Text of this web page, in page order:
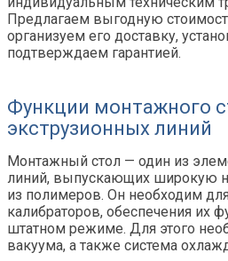
Предлагаем выгодную
организуем его доставку,
подтверждаем гарантией.
Функции монтажного
экструзионных линий
Монтажный стол — один из
линий, выпускающих широкую
из полимеров. Он необходим
калибраторов, обеспечения их
штатном режиме. Для этого
вакуума, а также система